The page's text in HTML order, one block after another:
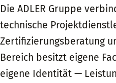
Die ADLER Gruppe
technische
Zertifizierungsberatung
Bereich besitzt eigene
eigene Identität —